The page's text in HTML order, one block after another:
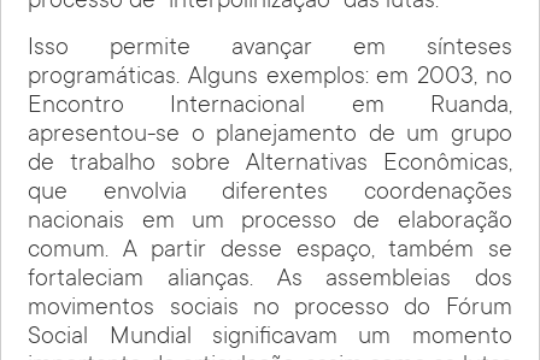
Isso permite avançar em sínteses
programáticas. Alguns exemplos: em 2003, no
Encontro Internacional em Ruanda,
apresentou-se o planejamento de um grupo
de trabalho sobre Alternativas Econômicas,
que envolvia diferentes coordenações
nacionais em um processo de elaboração
comum. A partir desse espaço, também se
fortaleciam alianças. As assembleias dos
movimentos sociais no processo do Fórum
Social Mundial significavam um momento